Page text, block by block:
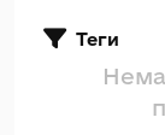
Теги